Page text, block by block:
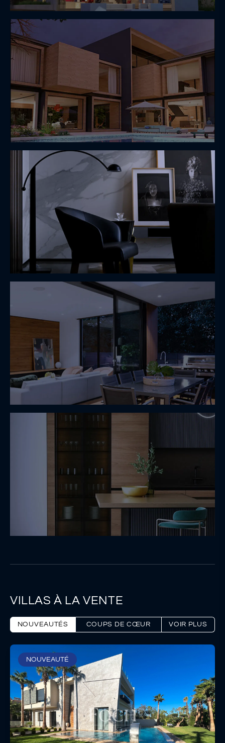
Résidence Sécurisée
Grand Espace
VILLAS À LA VENTE
NOUVEAUTÉS COUPS DE CŒUR VOIR PLUS
NOUVEAUTÉ